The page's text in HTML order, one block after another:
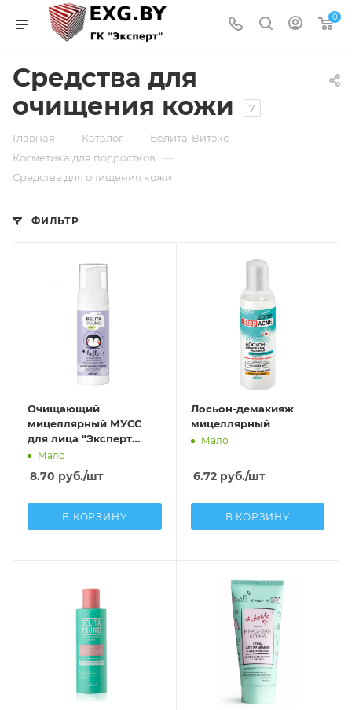
0
Средства для
очищения кожи
7
Главная — Каталог — Белита-Витэкс —
Косметика для подростков —
Средства для очищения кожи
ФИЛЬТР
Очищающий
мицеллярный МУСС
для лица "Эксперт
матовости кожи"
Мало
8.70 руб./шт
В КОРЗИНУ
Лосьон-демакияж
мицеллярный
Мало
6.72руб./шт
В КОРЗИНУ